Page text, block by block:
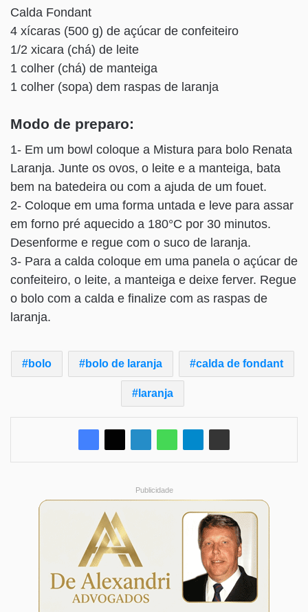
Calda Fondant
4 xícaras (500 g) de açúcar de confeiteiro
1/2 xicara (chá) de leite
1 colher (chá) de manteiga
1 colher (sopa) dem raspas de laranja
Modo de preparo:
1- Em um bowl coloque a Mistura para bolo Renata
Laranja. Junte os ovos, o leite e a manteiga, bata
bem na batedeira ou com a ajuda de um fouet.
2- Coloque em uma forma untada e leve para assar
em forno pré aquecido a 180°C por 30 minutos.
Desenforme e regue com o suco de laranja.
3- Para a calda coloque em uma panela o açúcar de
confeiteiro, o leite, a manteiga e deixe ferver. Regue
o bolo com a calda e finalize com as raspas de
laranja.
bolo bolo de laranja calda de fondant
laranja
Publicidade